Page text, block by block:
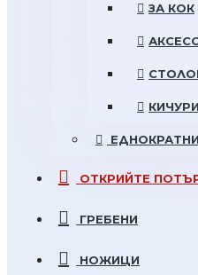
ЗА КОК
КИЧУРИ
ЕДНОКРАТНИ
ОТКРИЙТЕ
ГРЕБЕНИ
НОЖИЦИ